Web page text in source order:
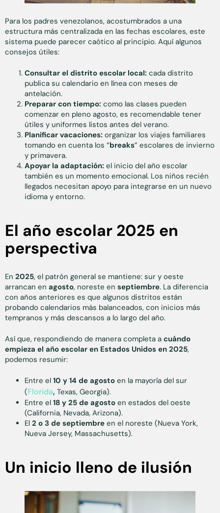
Para los padres venezolanos, acostumbrados a una
estructura más centralizada en las fechas escolares, este
sistema puede parecer caótico al principio. Aquí algunos
consejos útiles:
Consultar el distrito escolar local: cada distrito
publica su calendario en línea con meses de
antelación.
Preparar con tiempo: como las clases pueden
comenzar en pleno agosto, es recomendable tener
útiles y uniformes listos antes del verano.
Planificar vacaciones: organizar los viajes familiares
tomando en cuenta los “breaks” escolares de invierno
y primavera.
Apoyar la adaptación: el inicio del año escolar
también es un momento emocional. Los niños recién
llegados necesitan apoyo para integrarse en un nuevo
idioma y entorno.
El año escolar 2025 en
perspectiva
En 2025, el patrón general se mantiene: sur y oeste
arrancan en agosto, noreste en septiembre. La diferencia
con años anteriores es que algunos distritos están
probando calendarios más balanceados, con inicios más
tempranos y más descansos a lo largo del año.
Así que, respondiendo de manera completa a cuándo
empieza el año escolar en Estados Unidos en 2025,
podemos resumir:
Entre el 10 y 14 de agosto en la mayoría del sur
(Florida, Texas, Georgia).
Entre el 18 y 25 de agosto en estados del oeste
(California, Nevada, Arizona).
El 2 o 3 de septiembre en el noreste (Nueva York,
Nueva Jersey, Massachusetts).
Un inicio lleno de ilusión